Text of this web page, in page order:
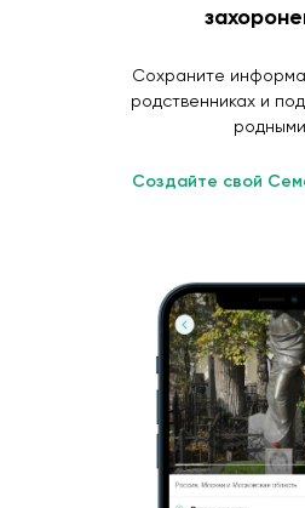
Сохраните
родственниках и
Создайте свой